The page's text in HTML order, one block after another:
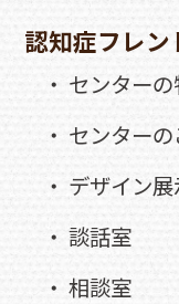
認知症フレ
・ センター
・ センター
・ デザイン
・ 談話室
・ 相談室